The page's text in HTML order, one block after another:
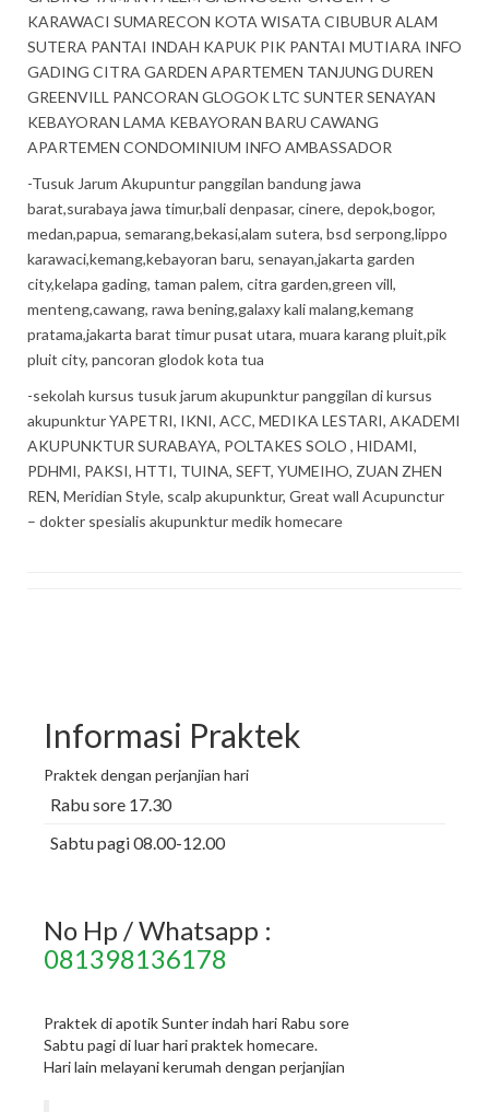
KARAWACI SUMARECON KOTA WISATA CIBUBUR ALAM
SUTERA PANTAI INDAH KAPUK PIK PANTAI MUTIARA INFO
GADING CITRA GARDEN APARTEMEN TANJUNG DUREN
GREENVILL PANCORAN GLOGOK LTC SUNTER SENAYAN
KEBAYORAN LAMA KEBAYORAN BARU CAWANG
APARTEMEN CONDOMINIUM INFO AMBASSADOR
-Tusuk Jarum Akupuntur panggilan bandung jawa
barat,surabaya jawa timur,bali denpasar, cinere, depok,bogor,
medan,papua, semarang,bekasi,alam sutera, bsd serpong,lippo
karawaci,kemang,kebayoran baru, senayan,jakarta garden
city,kelapa gading, taman palem, citra garden,green vill,
menteng,cawang, rawa bening,galaxy kali malang,kemang
pratama,jakarta barat timur pusat utara, muara karang pluit,pik
pluit city, pancoran glodok kota tua
-sekolah kursus tusuk jarum akupunktur panggilan di kursus
akupunktur YAPETRI, IKNI, ACC, MEDIKA LESTARI, AKADEMI
AKUPUNKTUR SURABAYA, POLTAKES SOLO , HIDAMI,
PDHMI, PAKSI, HTTI, TUINA, SEFT, YUMEIHO, ZUAN ZHEN
REN, Meridian Style, scalp akupunktur, Great wall Acupunctur
– dokter spesialis akupunktur medik homecare
Informasi Praktek
Praktek dengan perjanjian hari
Rabu sore 17.30
Sabtu pagi 08.00-12.00
No Hp / Whatsapp :
081398136178
Praktek di apotik Sunter indah hari Rabu sore
Sabtu pagi di luar hari praktek homecare.
Hari lain melayani kerumah dengan perjanjian